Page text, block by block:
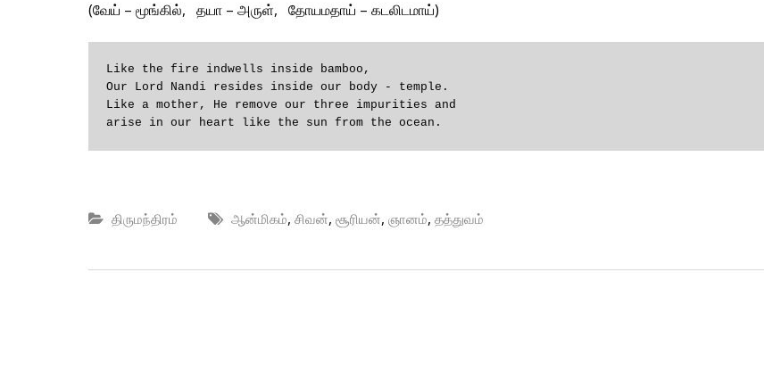
(வேய் – மூங்கில், தயா – அருள், தோயமதாய் – கடலிடமாய்)
Like the fire indwells inside bamboo,
Our Lord Nandi resides inside our body - temple.
Like a mother, He remove our three impurities and
arise in our heart like the sun from the ocean.
திருமந்திரம் ஆன்மிகம், சிவன், சூரியன், ஞானம், தத்துவம்